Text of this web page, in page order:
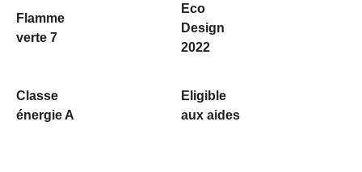
Flamme
verte 7
Eco
Design
2022
Classe
énergie A
Eligible
aux aides